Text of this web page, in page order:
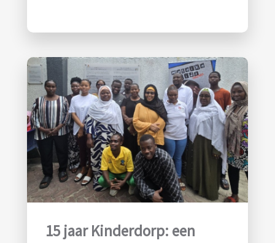
15 jaar Kinderdorp: een